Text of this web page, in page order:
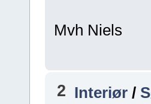
Mvh Niels
2 Interiør /